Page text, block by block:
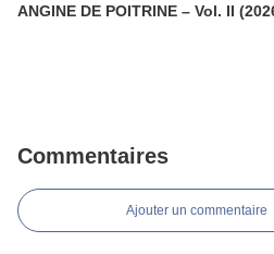
ANGINE DE POITRINE – Vol. II
Commentaires
Ajouter un commentaire